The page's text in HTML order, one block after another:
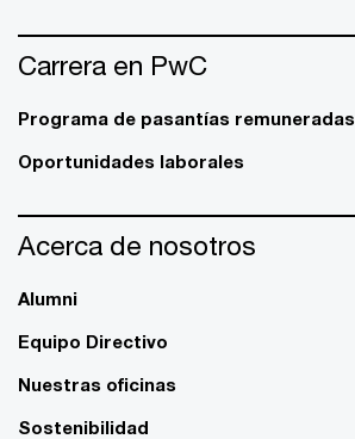
Carrera en PwC
Programa de pasantías remuneradas
Oportunidades laborales
Acerca de nosotros
Alumni
Equipo Directivo
Nuestras oficinas
Sostenibilidad